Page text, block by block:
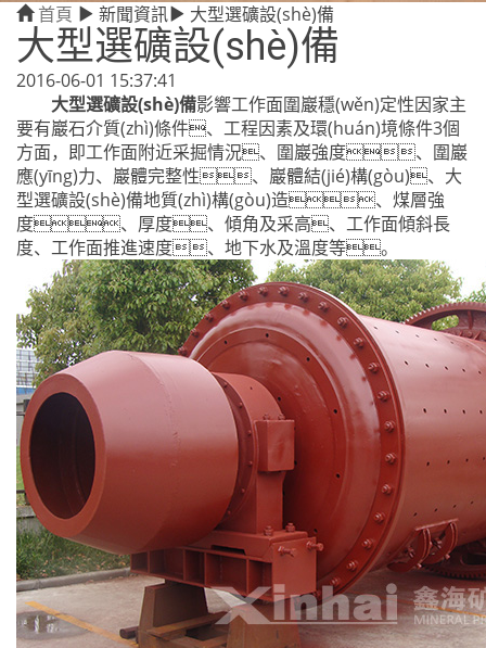
首頁 新聞資訊 大型選礦設(shè)備
大型選礦設(shè)備
2016-06-01 15:37:41
大型選礦設(shè)備影響工作面圍巖穩(wěn)定性因家主
要有巖石介質(zhì)條件、工程因素及環(huán)境條件3個
方面，即工作面附近采掘情況、圍巖強度、圍巖
應(yīng)力、巖體完整性、巖體結(jié)構(gòu)、大
型選礦設(shè)備地質(zhì)構(gòu)造、煤層強
度、厚度、傾角及采高、工作面傾斜長
度、工作面推進速度、地下水及溫度等。